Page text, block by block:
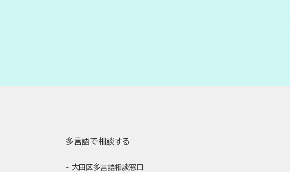
多言語で相談する
大田区多言語相談窓口